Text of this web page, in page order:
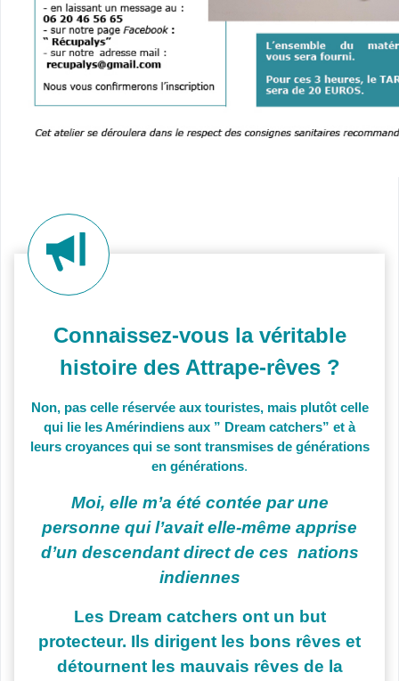
Connaissez-vous la véritable
histoire des Attrape-rêves ?
Non, pas celle réservée aux touristes, mais plutôt celle
qui lie les Amérindiens aux ” Dream catchers” et à
leurs croyances qui se sont transmises de générations
en générations.
Moi, elle m’a été contée par une
personne qui l’avait elle-même apprise
d’un descendant direct de ces nations
indiennes
Les Dream catchers ont un but
protecteur. Ils dirigent les bons rêves et
détournent les mauvais rêves de la